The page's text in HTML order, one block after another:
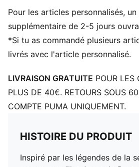
Col : Col rond
Manches longues
Panneaux en maille pour la
Logo officiel de la sélection
Pour les articles personnalisés,
supplémentaire de 2-5 jours
*Si tu as commandé plusieurs
livrés avec l'article personnalisé.
LIVRAISON GRATUITE POUR LES
PLUS DE 40€. RETOURS SOUS
COMPTE PUMA UNIQUEMENT.
HISTOIRE DU PRODUIT
Inspiré par les légendes de la